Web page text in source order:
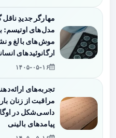
مدل‌های اوتیسم:
موش‌های بالغ و
ارگانوئیدهای
۱۴۰۵-۰۵-۱۶
تجربه‌های
مراقبت از زنان
داسی‌شکل در
پیامدهای بالینی